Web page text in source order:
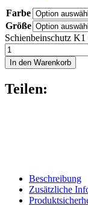
Farbe
Größe
Schienbeinschutz
In den Warenkorb
Teilen:
Beschreibung
Zusätzliche